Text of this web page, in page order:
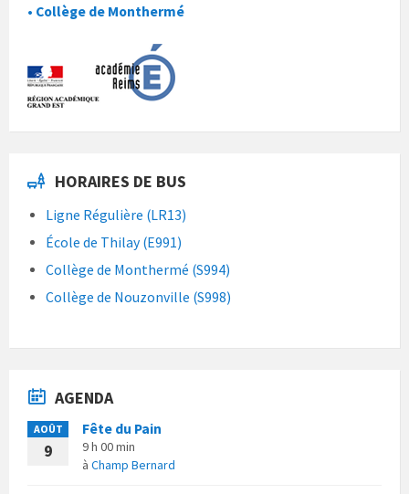
• Collège de Monthermé
HORAIRES DE BUS
Ligne Régulière (LR13)
École de Thilay (E991)
Collège de Monthermé (S994)
Collège de Nouzonville (S998)
AGENDA
AOÛT
9
Fête du Pain
9 h 00 min
à Champ Bernard